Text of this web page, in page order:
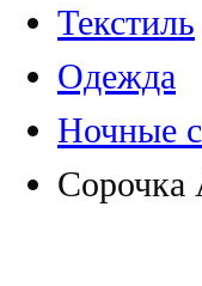
Текстиль
Одежда
Ночные
Сорочка